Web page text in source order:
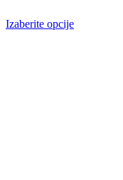
Izaberite opcije